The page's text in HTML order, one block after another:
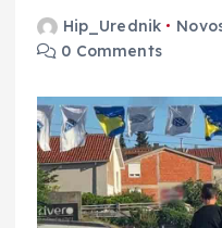
Hip_Urednik
0 Comments